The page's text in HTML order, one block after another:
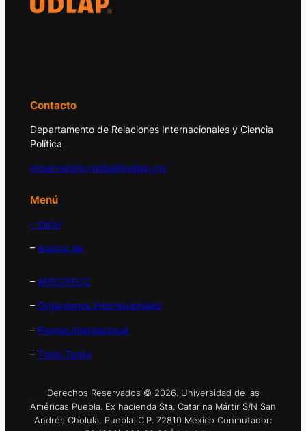
Contacto
Departamento de Relaciones Internacionales y Ciencia
Política
observatorio.global@udlap.mx
Menú
– Inicio
– Acerca de
– APEC/PECC
– Organismos Internacionales
– Prensa Internacional
– Think Tanks
Derechos Reservados © 2026. Universidad de las
Américas Puebla. Ex hacienda Sta. Catarina Mártir S/N San
Andrés Cholula, Puebla. C.P. 72810 México Conmutador: